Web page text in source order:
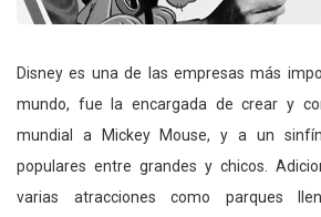
Disney es una de las empresas más
mundo, fue la encargada de crear y
mundial a Mickey Mouse, y a un
populares entre grandes y chicos.
varias atracciones como parques